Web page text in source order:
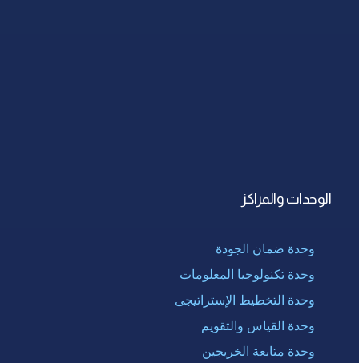
الوحدات والمراكز
وحدة ضمان الجودة
وحدة تكنولوجيا المعلومات
وحدة التخطيط الإستراتيجى
وحدة القياس والتقويم
وحدة متابعة الخريجين